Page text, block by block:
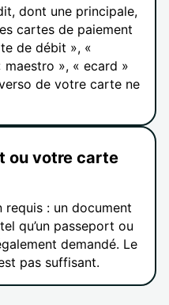
dont une principale,
cartes de paiement
de débit », «
maestro », « ecard »
de votre carte ne
ou votre carte
requis : un document
qu’un passeport ou
demandé. Le
pas suffisant.